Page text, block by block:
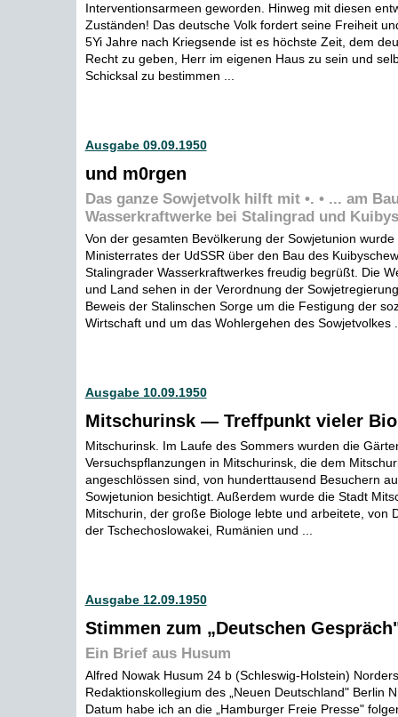
Interventionsarmeen geworden. Hinweg mit diesen
Zuständen! Das deutsche Volk fordert seine Freiheit
5Yi Jahre nach Kriegsende ist es höchste Zeit, dem
Recht zu geben, Herr im eigenen Haus zu sein und
Schicksal zu bestimmen ...
Ausgabe 09.09.1950
und m0rgen
Das ganze Sowjetvolk hilft mit •. • ... am
Wasserkraftwerke bei Stalingrad und
Von der gesamten Bevölkerung der Sowjetunion
Ministerrates der UdSSR über den Bau des
Stalingrader Wasserkraftwerkes freudig begrüßt. Die
und Land sehen in der Verordnung der
Beweis der Stalinschen Sorge um die Festigung der
Wirtschaft und um das Wohlergehen des Sowjetvolkes
Ausgabe 10.09.1950
Mitschurinsk — Treffpunkt vieler
Mitschurinsk. Im Laufe des Sommers wurden die
Versuchspflanzungen in Mitschurinsk, die dem
angeschlössen sind, von hunderttausend Besuchern
Sowjetunion besichtigt. Außerdem wurde die Stadt
Mitschurin, der große Biologe lebte und arbeitete, von
der Tschechoslowakei, Rumänien und ...
Ausgabe 12.09.1950
Stimmen zum „Deutschen
Ein Brief aus Husum
Alfred Nowak Husum 24 b (Schleswig-Holstein)
Redaktionskollegium des „Neuen Deutschland" Berlin
Datum habe ich an die „Hamburger Freie Presse"